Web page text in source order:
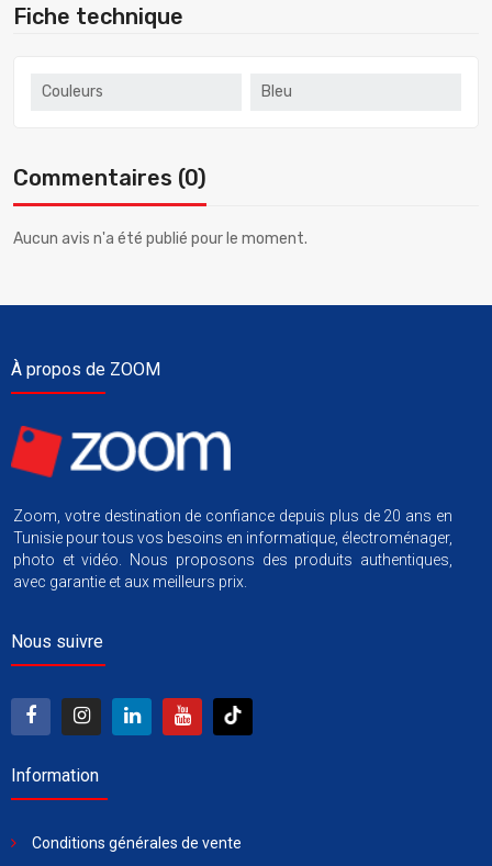
Fiche technique
Couleurs Bleu
Commentaires (0)
Aucun avis n'a été publié pour le moment.
À propos de ZOOM
Zoom, votre destination de confiance depuis plus de 20 ans en
Tunisie pour tous vos besoins en informatique, électroménager,
photo et vidéo. Nous proposons des produits authentiques,
avec garantie et aux meilleurs prix.
Nous suivre
Information
Conditions générales de vente